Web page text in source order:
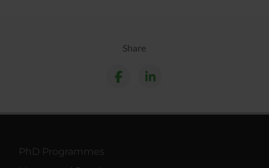
Share
PhD Programmes